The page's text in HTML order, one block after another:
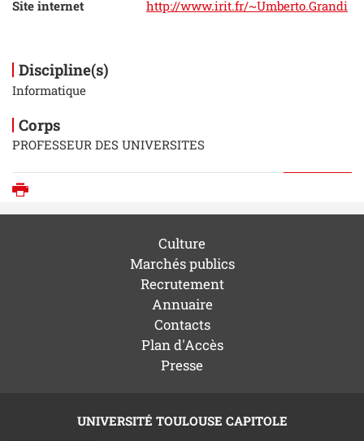
Site internet http://www.irit.fr/~Umberto.Grandi
Discipline(s)
Informatique
Corps
PROFESSEUR DES UNIVERSITES
Culture
Marchés publics
Recrutement
Annuaire
Contacts
Plan d'Accès
Presse
UNIVERSITÉ TOULOUSE CAPITOLE